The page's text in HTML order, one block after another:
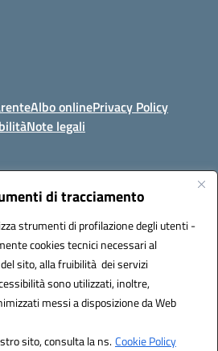
di tracciamento
strumenti di profilazione degli utenti -
cookies tecnici necessari al
sito, alla fruibilità dei servizi
sono utilizzati, inoltre,
messi a disposizione da Web
sito, consulta la ns.Cookie Policy
Albo onlinePrivacy Policy
Note legali
- 81024 MADDALONI (CE)
- Pec: CEIC8AU001@pec.istruzione.it -
by 3D Solution S.r.l.